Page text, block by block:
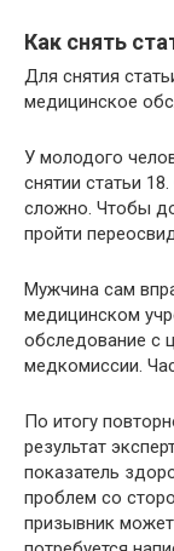
Как снять
Для снятия
медицинское
У молодого
снятии статьи
сложно. Чтобы
пройти
Мужчина сам
медицинском
обследование с
медкомиссии.
По итогу
результат
показатель
проблем со
призывник